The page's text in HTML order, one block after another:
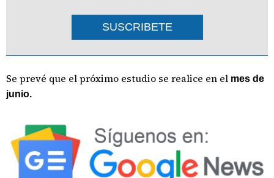
SUSCRIBETE
Se prevé que el próximo estudio se realice en el mes de
junio.